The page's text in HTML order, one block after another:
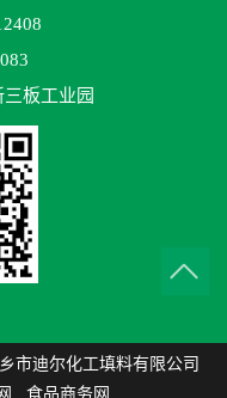
板工业园
市迪尔化工填料有限公司
食品商务网